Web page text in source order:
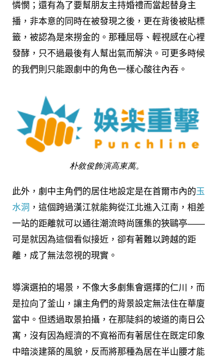
憐憫；還有為了要幫朋友主持婚禮而當起替身主
播，非本意的同時在被發現之後，更在背後被貼標
籤，被認為是來撈金的。那種屈辱、輕視感在心裡
發酵，只不過最後有人幫出氣而解決。可更多時候
的我們則只能跟劇中的角色一樣心酸往內吞。
朴敘俊飾演高東萬。
此外，劇中主角們的居住地設定是在首爾市內的玉
水洞 ，這個跨過漢江就能夠從江北進入江南，相差
一站的距離就可以通往潮流時尚匯集的狹鷗亭——
可是就因為這個看似接近，卻有著難以跨越的距
離，成了無法忽視的現實。
導演選拍的場景，不像大多劇集會選擇的仁川，而
是拉向了釜山，讓主角們的背景設定無法住在華廈
當中。但透過取景拍攝，在那陡斜的坡道的南日公
寓，沒有因為經濟的不寬裕而有著居住在既定印象
中暗淡建築的風貌，反而將那種為居在半山腰才能